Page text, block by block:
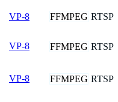
VP-8 FFMPEG RTSP
VP-8 FFMPEG RTSP
VP-8 FFMPEG RTSP